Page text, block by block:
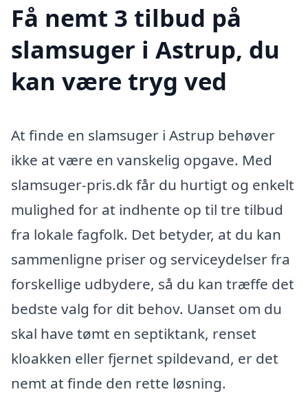
Få nemt 3 tilbud på
slamsuger i Astrup, du
kan være tryg ved
At finde en slamsuger i Astrup behøver
ikke at være en vanskelig opgave. Med
slamsuger-pris.dk får du hurtigt og enkelt
mulighed for at indhente op til tre tilbud
fra lokale fagfolk. Det betyder, at du kan
sammenligne priser og serviceydelser fra
forskellige udbydere, så du kan træffe det
bedste valg for dit behov. Uanset om du
skal have tømt en septiktank, renset
kloakken eller fjernet spildevand, er det
nemt at finde den rette løsning.